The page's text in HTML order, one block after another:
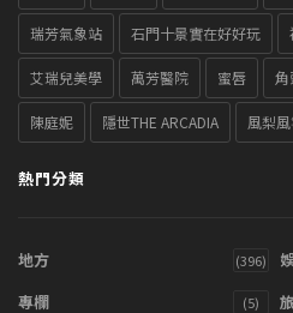
瑞芳氣象站 石門十景實在好好玩
艾瑞兒美學 萬芳醫院 蜜唇 角
陳庭妮 隱世THE ARCADIA 風梨
熱門分類
地方 (396)
專欄 (5)